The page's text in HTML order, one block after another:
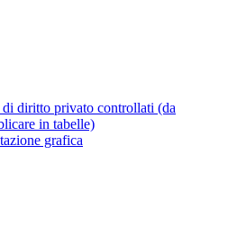
diritto privato controllati (da
in tabelle)
grafica